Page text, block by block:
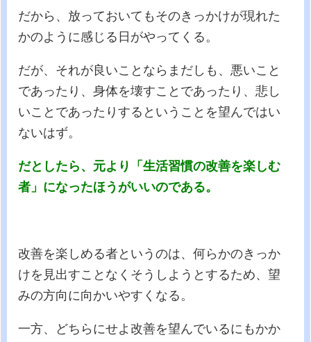
だから、放っておいてもそのきっかけが現れた
かのように感じる日がやってくる。
だが、それが良いことならまだしも、悪いこと
であったり、身体を壊すことであったり、悲し
いことであったりするということを望んではい
ないはず。
だとしたら、元より「生活習慣の改善を楽しむ
者」になったほうがいいのである。
改善を楽しめる者というのは、何らかのきっか
けを見出すことなくそうしようとするため、望
みの方向に向かいやすくなる。
一方、どちらにせよ改善を望んでいるにもかか